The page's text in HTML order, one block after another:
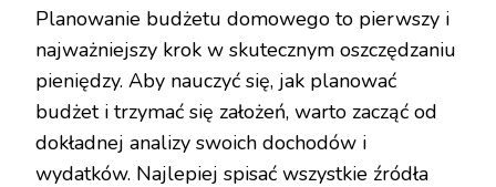
Planowanie budżetu domowego to pierwszy i
najważniejszy krok w skutecznym oszczędzaniu
pieniędzy. Aby nauczyć się, jak planować
budżet i trzymać się założeń, warto zacząć od
dokładnej analizy swoich dochodów i
wydatków. Najlepiej spisać wszystkie źródła